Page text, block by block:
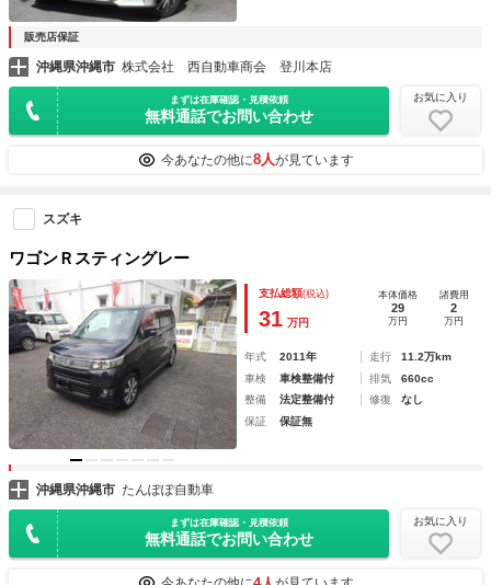
販売店保証
沖縄県沖縄市 株式会社 西自動車商会 登川本店
まずは在庫確認・見積依頼
無料通話でお問い合わせ
お気に入り
今あなたの他に8人が見ています
スズキ
ワゴンＲスティングレー
支払総額(税込)
31 万円
本体価格
29
万円
諸費用
2
万円
年式 2011年 走行
11.2万km
車検
車検整備付 排気
660cc
整備
法定整備付 修復
なし
保証
保証無
沖縄県沖縄市 たんぽぽ自動車
まずは在庫確認・見積依頼
無料通話でお問い合わせ
お気に入り